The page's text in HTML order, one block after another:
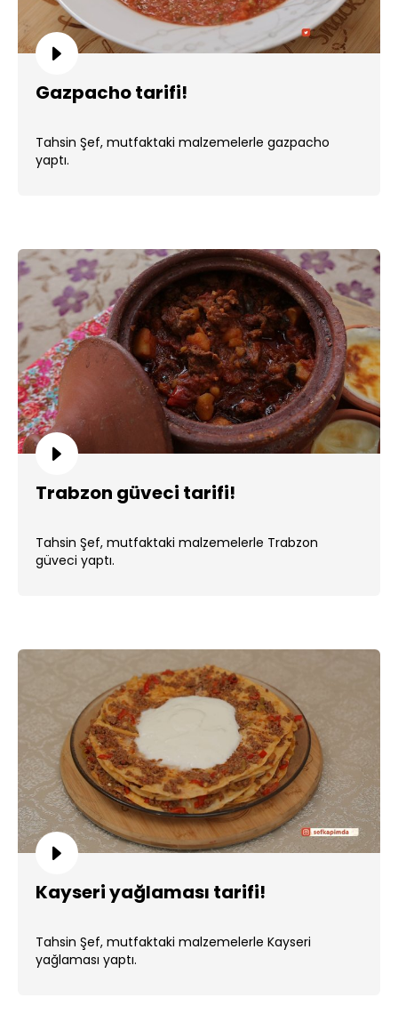
Gazpacho tarifi!
Tahsin Şef, mutfaktaki malzemelerle gazpacho
yaptı.
Trabzon güveci tarifi!
Tahsin Şef, mutfaktaki malzemelerle Trabzon
güveci yaptı.
Kayseri yağlaması tarifi!
Tahsin Şef, mutfaktaki malzemelerle Kayseri
yağlaması yaptı.